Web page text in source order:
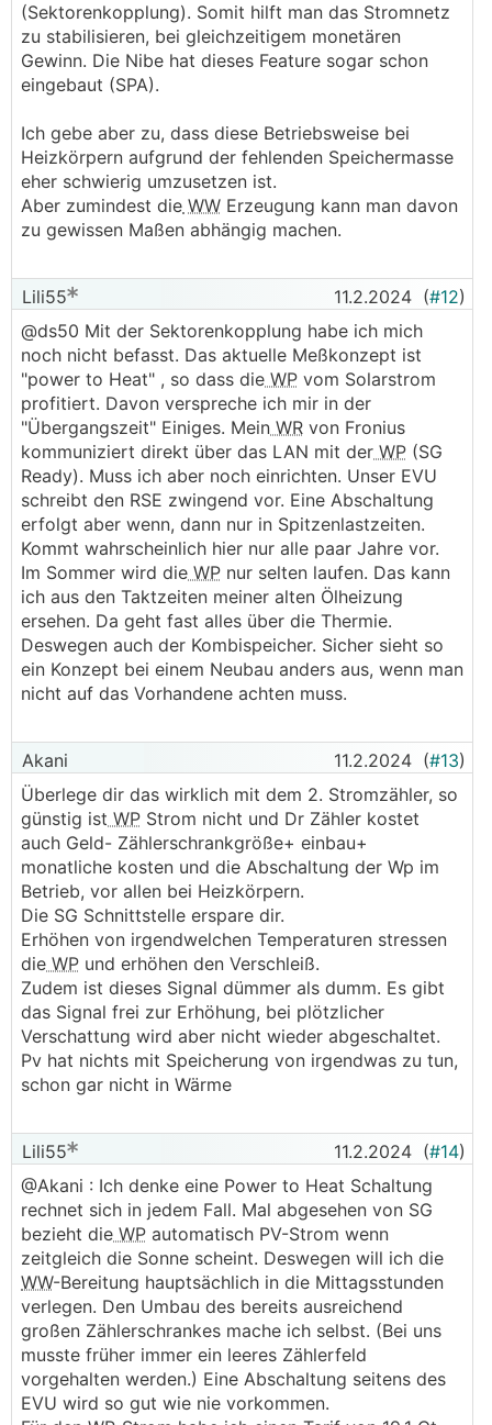
(Sektorenkopplung). Somit hilft man das Stromnetz
zu stabilisieren, bei gleichzeitigem monetären
Gewinn. Die Nibe hat dieses Feature sogar schon
eingebaut (SPA).
Ich gebe aber zu, dass diese Betriebsweise bei
Heizkörpern aufgrund der fehlenden Speichermasse
eher schwierig umzusetzen ist.
Aber zumindest die WW Erzeugung kann man davon
zu gewissen Maßen abhängig machen.
Lili55 11.2.2024 (#12)
@ds50 Mit der Sektorenkopplung habe ich mich
noch nicht befasst. Das aktuelle Meßkonzept ist
"power to Heat" , so dass die WP vom Solarstrom
profitiert. Davon verspreche ich mir in der
"Übergangszeit" Einiges. Mein WR von Fronius
kommuniziert direkt über das LAN mit der WP (SG
Ready). Muss ich aber noch einrichten. Unser EVU
schreibt den RSE zwingend vor. Eine Abschaltung
erfolgt aber wenn, dann nur in Spitzenlastzeiten.
Kommt wahrscheinlich hier nur alle paar Jahre vor.
Im Sommer wird die WP nur selten laufen. Das kann
ich aus den Taktzeiten meiner alten Ölheizung
ersehen. Da geht fast alles über die Thermie.
Deswegen auch der Kombispeicher. Sicher sieht so
ein Konzept bei einem Neubau anders aus, wenn man
nicht auf das Vorhandene achten muss.
Akani 11.2.2024 (#13)
Überlege dir das wirklich mit dem 2. Stromzähler, so
günstig ist WP Strom nicht und Dr Zähler kostet
auch Geld- Zählerschrankgröße+ einbau+
monatliche kosten und die Abschaltung der Wp im
Betrieb, vor allen bei Heizkörpern.
Die SG Schnittstelle erspare dir.
Erhöhen von irgendwelchen Temperaturen stressen
die WP und erhöhen den Verschleiß.
Zudem ist dieses Signal dümmer als dumm. Es gibt
das Signal frei zur Erhöhung, bei plötzlicher
Verschattung wird aber nicht wieder abgeschaltet.
Pv hat nichts mit Speicherung von irgendwas zu tun,
schon gar nicht in Wärme
Lili55 11.2.2024 (#14)
@Akani : Ich denke eine Power to Heat Schaltung
rechnet sich in jedem Fall. Mal abgesehen von SG
bezieht die WP automatisch PV-Strom wenn
zeitgleich die Sonne scheint. Deswegen will ich die
WW-Bereitung hauptsächlich in die Mittagsstunden
verlegen. Den Umbau des bereits ausreichend
großen Zählerschrankes mache ich selbst. (Bei uns
musste früher immer ein leeres Zählerfeld
vorgehalten werden.) Eine Abschaltung seitens des
EVU wird so gut wie nie vorkommen.